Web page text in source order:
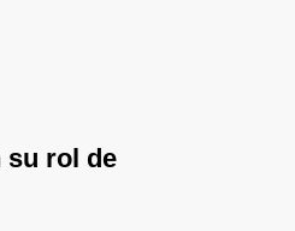
su rol de